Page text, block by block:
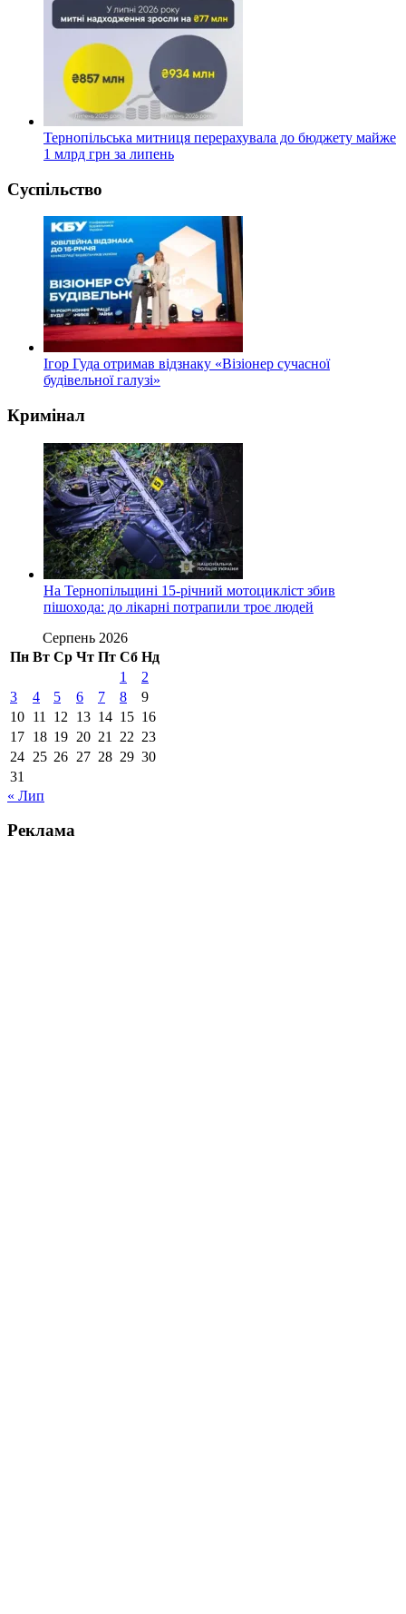
Тернопільська митниця перерахувала до бюджету майже
1 млрд грн за липень
Суспільство
Ігор Гуда отримав відзнаку «Візіонер сучасної
будівельної галузі»
Кримінал
На Тернопільщині 15-річний мотоцикліст збив
пішохода: до лікарні потрапили троє людей
Серпень 2026
Пн Вт Ср Чт Пт Сб Нд
1
2
3
4 5 6 7 8
9
10 11 12 13 14 15 16
17 18 19 20 21 22 23
24 25 26 27 28 29 30
31
« Лип
Реклама